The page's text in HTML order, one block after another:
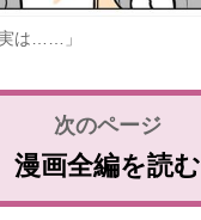
く分かる
専門サイト
は……」
漫画全編を読む